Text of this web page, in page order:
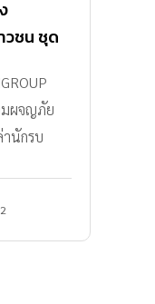
วชน ชุด
มผจญภัย
นักรบ
เป็นต้น